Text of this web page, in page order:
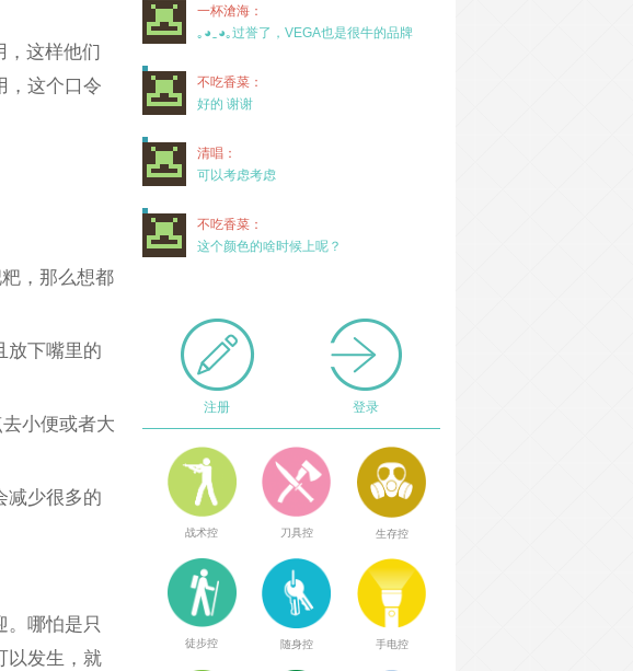
，这样他们
，这个口令
，那么想都
放下嘴里的
小便或者大
减少很多的
。哪怕是只
以发生，就
一杯滄海：
｡◕‿◕｡过誉了，VEGA也是很牛的品牌
不吃香菜：
好的 谢谢
清唱：
可以考虑考虑
不吃香菜：
这个颜色的啥时候上呢？
注册 登录
战术控 刀具控 生存控
徒步控 随身控 手电控